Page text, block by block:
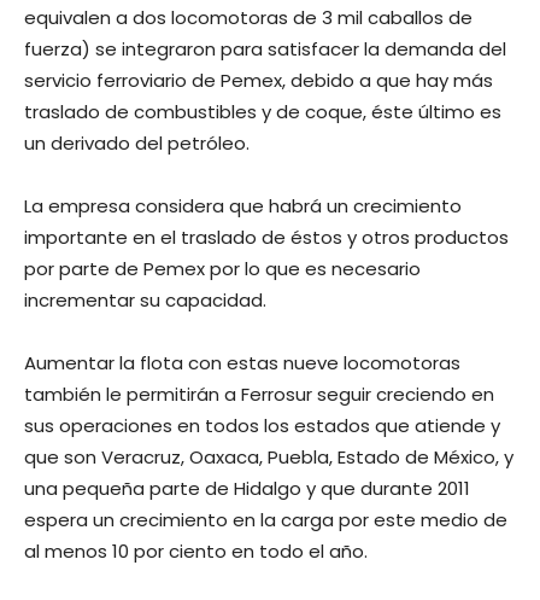
equivalen a dos locomotoras de 3 mil caballos de
fuerza) se integraron para satisfacer la demanda del
servicio ferroviario de Pemex, debido a que hay más
traslado de combustibles y de coque, éste último es
un derivado del petróleo.
La empresa considera que habrá un crecimiento
importante en el traslado de éstos y otros productos
por parte de Pemex por lo que es necesario
incrementar su capacidad.
Aumentar la flota con estas nueve locomotoras
también le permitirán a Ferrosur seguir creciendo en
sus operaciones en todos los estados que atiende y
que son Veracruz, Oaxaca, Puebla, Estado de México, y
una pequeña parte de Hidalgo y que durante 2011
espera un crecimiento en la carga por este medio de
al menos 10 por ciento en todo el año.